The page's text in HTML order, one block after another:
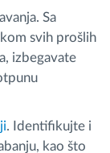
Sa
svih prošlih
izbegavate
. Identifikujte i
kao što